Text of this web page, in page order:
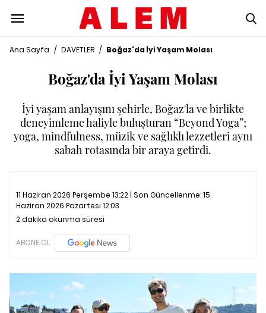
Ana Sayfa / DAVETLER / Boğaz'da İyi Yaşam Molası
Boğaz'da İyi Yaşam Molası
İyi yaşam anlayışını şehirle, Boğaz'la ve birlikte
deneyimleme haliyle buluşturan “Beyond Yoga”;
yoga, mindfulness, müzik ve sağlıklı lezzetleri aynı
sabah rotasında bir araya getirdi.
11 Haziran 2026 Perşembe 13:22 | Son Güncellenme:15
Haziran 2026 Pazartesi 12:03
2 dakika okunma süresi
ABONE OL